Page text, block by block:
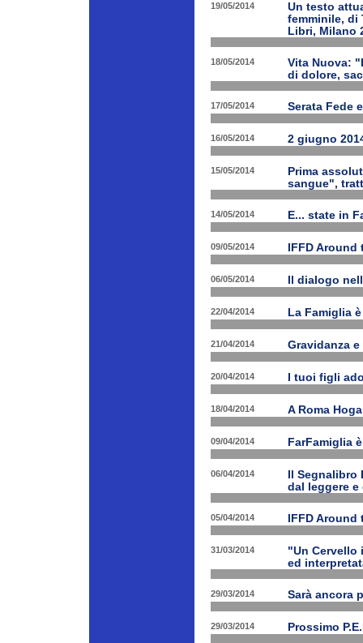
19/05/2014
Un testo
femminile, di
Libri, Milano
18/05/2014
Vita Nuova:
di dolore,
17/05/2014 Serata Fede
16/05/2014 2 giugno
15/05/2014
Prima
sangue",
14/05/2014 E... state in
09/05/2014 IFFD
06/05/2014 Il dialogo
22/04/2014 La Famiglia
21/04/2014 Gravidanza
20/04/2014 I tuoi figli
18/04/2014 A Roma
09/04/2014 FarFamiglia
06/04/2014
Il
dal leggere
05/04/2014 IFFD
31/03/2014
"Un Cervello
ed
29/03/2014 Sarà ancora
29/03/2014 Prossimo